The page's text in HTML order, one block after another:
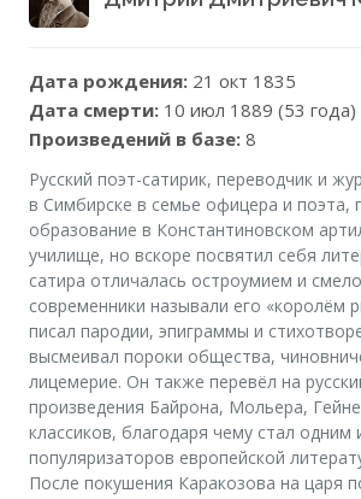
Дата рождения: 21 окт 1835
Дата смерти: 10 июл 1889 (53 года)
Произведений в базе: 8
Русский поэт-сатирик, переводчик и
в Симбирске в семье офицера и поэта,
образование в Константиновском
училище, но вскоре посвятил себя
сатира отличалась остроумием и
современники называли его «королём
писал пародии, эпиграммы и
высмеивал пороки общества,
лицемерие. Он также перевёл на
произведения Байрона, Мольера,
классиков, благодаря чему стал одним
популяризаторов европейской
После покушения Каракозова на царя